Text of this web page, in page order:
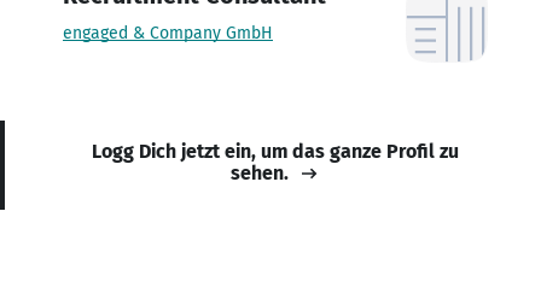
engaged & Company GmbH
Logg Dich jetzt ein, um das ganze Profil zu
sehen.